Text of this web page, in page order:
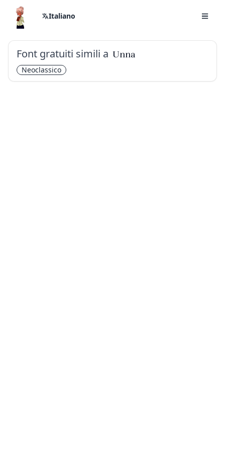
Italiano
Font gratuiti simili a Unna
Neoclassico